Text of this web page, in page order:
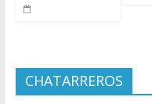
CHATARREROS